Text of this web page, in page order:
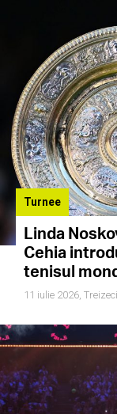
Turnee
Linda
Cehia
tenisul
11 iulie 2026,